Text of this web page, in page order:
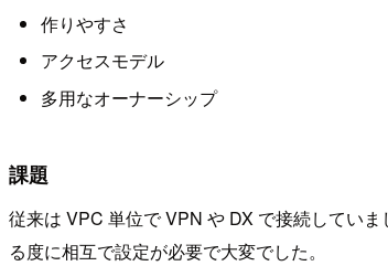
作りやすさ
アクセスモデル
多用なオーナーシップ
課題
従来は VPC 単位で VPN や DX で接続してい
る度に相互で設定が必要で大変でした。